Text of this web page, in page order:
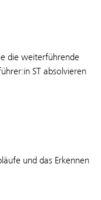
die weiterführende
ST absolvieren
und das Erkennen